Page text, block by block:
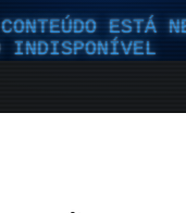
ESTÁ
INDISPONÍVEL